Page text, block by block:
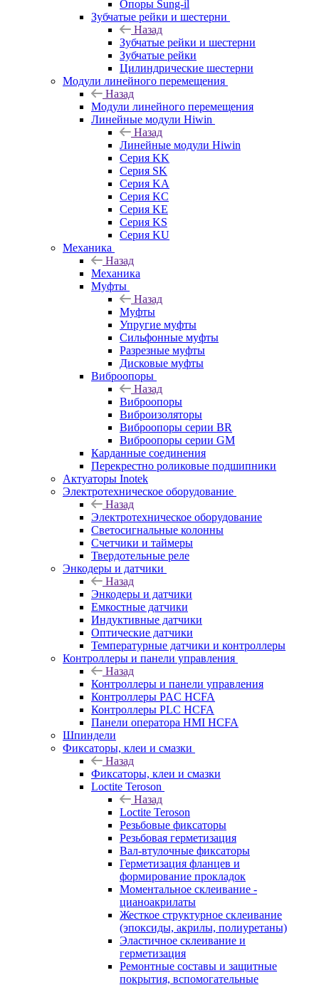
Опоры Sung-il
Зубчатые рейки и шестерни
Назад
Зубчатые рейки и шестерни
Зубчатые рейки
Цилиндрические шестерни
Модули линейного перемещения
Назад
Модули линейного перемещения
Линейные модули Hiwin
Назад
Линейные модули Hiwin
Серия KK
Серия SK
Серия KA
Серия KC
Серия KE
Серия KS
Серия KU
Механика
Назад
Механика
Муфты
Назад
Муфты
Упругие муфты
Сильфонные муфты
Разрезные муфты
Дисковые муфты
Виброопоры
Назад
Виброопоры
Виброизоляторы
Виброопоры серии BR
Виброопоры серии GM
Карданные соединения
Перекрестно роликовые подшипники
Актуаторы Inotek
Электротехническое оборудование
Назад
Электротехническое оборудование
Светосигнальные колонны
Счетчики и таймеры
Твердотельные реле
Энкодеры и датчики
Назад
Энкодеры и датчики
Емкостные датчики
Индуктивные датчики
Оптические датчики
Температурные датчики и контроллеры
Контроллеры и панели управления
Назад
Контроллеры и панели управления
Контроллеры PAC HCFA
Контроллеры PLC HCFA
Панели оператора HMI HCFA
Шпиндели
Фиксаторы, клеи и смазки
Назад
Фиксаторы, клеи и смазки
Loctite Teroson
Назад
Loctite Teroson
Резьбовые фиксаторы
Резьбовая герметизация
Вал-втулочные фиксаторы
Герметизация фланцев и
формирование прокладок
Моментальное склеивание -
цианоакрилаты
Жесткое структурное склеивание
(эпоксиды, акрилы, полиуретаны)
Эластичное склеивание и
герметизация
Ремонтные составы и защитные
покрытия, вспомогательные